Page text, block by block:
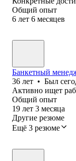
Общий опыт
6 лет 6 месяцев
Банкетный
36 лет • Был
Активно ищет
Общий опыт
19 лет 3 месяца
Другие резюме
Ещё 3 резюме